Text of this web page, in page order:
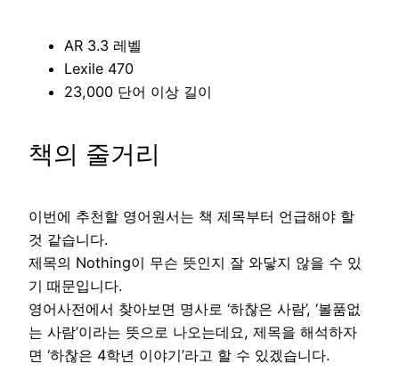
AR 3.3 레벨
Lexile 470
23,000 단어 이상 길이
책의 줄거리
이번에 추천할 영어원서는 책 제목부터 언급해야 할
것 같습니다.
제목의 Nothing이 무슨 뜻인지 잘 와닿지 않을 수 있
기 때문입니다.
영어사전에서 찾아보면 명사로 ‘하찮은 사람’, ‘볼품없
는 사람’이라는 뜻으로 나오는데요, 제목을 해석하자
면 ‘하찮은 4학년 이야기’라고 할 수 있겠습니다.